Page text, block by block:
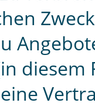
diesem